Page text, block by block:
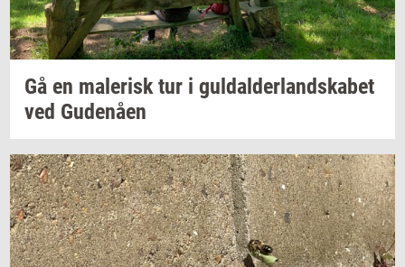
Gå en ma­le­risktur i gul­dal­der­land­ska­bet
ved Gu­denå­en